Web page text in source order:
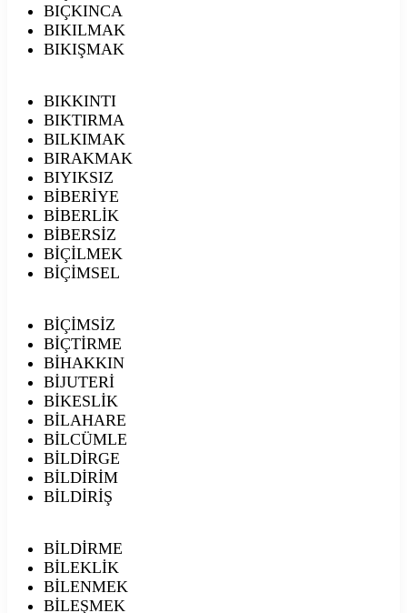
BIÇKINCA
BIKILMAK
BIKIŞMAK
BIKKINTI
BIKTIRMA
BILKIMAK
BIRAKMAK
BIYIKSIZ
BİBERİYE
BİBERLİK
BİBERSİZ
BİÇİLMEK
BİÇİMSEL
BİÇİMSİZ
BİÇTİRME
BİHAKKIN
BİJUTERİ
BİKESLİK
BİLAHARE
BİLCÜMLE
BİLDİRGE
BİLDİRİM
BİLDİRİŞ
BİLDİRME
BİLEKLİK
BİLENMEK
BİLEŞMEK